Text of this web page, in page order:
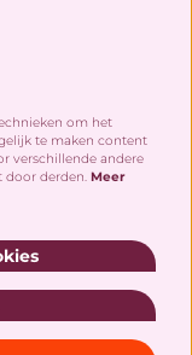
om het
te maken content
verschillende andere
door derden. Meer